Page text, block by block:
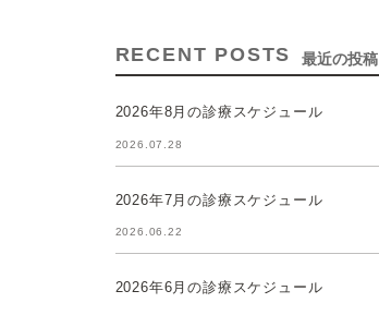
RECENT POSTS 最近の投稿
2026年8月の診療スケジュール
2026.07.28
2026年7月の診療スケジュール
2026.06.22
2026年6月の診療スケジュール